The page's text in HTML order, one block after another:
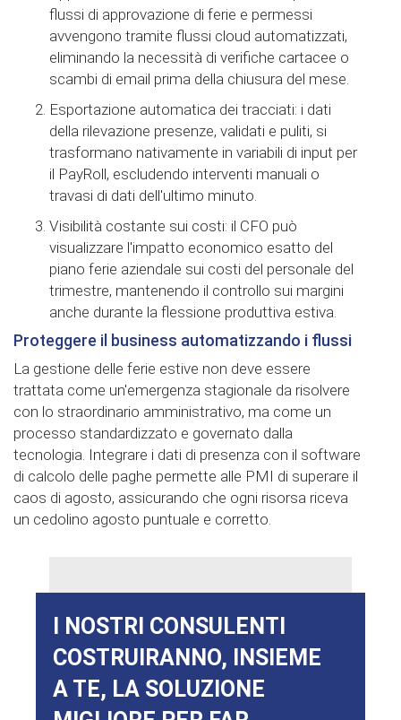
flussi di approvazione di ferie e permessi
avvengono tramite flussi cloud automatizzati,
eliminando la necessità di verifiche cartacee o
scambi di email prima della chiusura del mese.
Esportazione automatica dei tracciati: i dati
della rilevazione presenze, validati e puliti, si
trasformano nativamente in variabili di input per
il PayRoll, escludendo interventi manuali o
travasi di dati dell'ultimo minuto.
Visibilità costante sui costi: il CFO può
visualizzare l'impatto economico esatto del
piano ferie aziendale sui costi del personale del
trimestre, mantenendo il controllo sui margini
anche durante la flessione produttiva estiva.
Proteggere il business automatizzando i flussi
La gestione delle ferie estive non deve essere
trattata come un'emergenza stagionale da risolvere
con lo straordinario amministrativo, ma come un
processo standardizzato e governato dalla
tecnologia. Integrare i dati di presenza con il software
di calcolo delle paghe permette alle PMI di superare il
caos di agosto, assicurando che ogni risorsa riceva
un cedolino agosto puntuale e corretto.
I NOSTRI CONSULENTI
COSTRUIRANNO, INSIEME
A TE, LA SOLUZIONE